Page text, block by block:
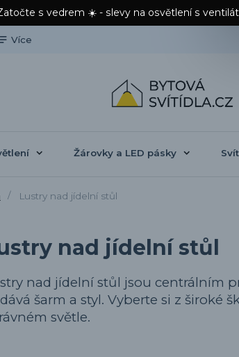
s vedrem ☀️ - slevy na osvětlení s
Více
Žárovky a LED pásky
Lustry nad jídelní stůl
nad jídelní stůl
nad jídelní stůl jsou centrálním
šarm a styl. Vyberte si z široké
světle.